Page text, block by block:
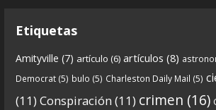
6 0
Crónicas de Nantucket
Etiquetas
Amityville (7) artículo (6) artículos (8)
Democrat (5) bulo (5) Charleston Daily Mail (5)
(11) Conspiración (11) crimen (16)